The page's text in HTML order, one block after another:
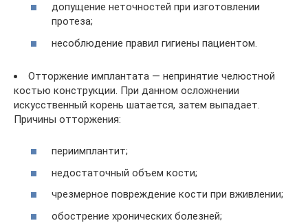
допущение неточностей при изготовлении
протеза;
несоблюдение правил гигиены пациентом.
Отторжение имплантата — непринятие челюстной
костью конструкции. При данном осложнении
искусственный корень шатается, затем выпадает.
Причины отторжения:
периимплантит;
недостаточный объем кости;
чрезмерное повреждение кости при вживлении;
обострение хронических болезней;